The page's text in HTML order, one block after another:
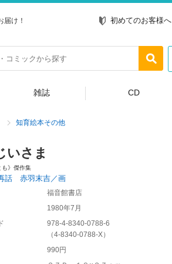
け！ 初めてのお客様へ
雑誌 CD
知育絵本その他
いさま
も》傑作集
話 赤羽末吉／画
福音館書店
1980年7月
978-4-8340-0788-6
（4-8340-0788-X）
990円